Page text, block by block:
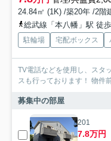
24.84㎡ (1K) /築20年 /2階
総武線「本八幡」駅 徒
駐輪場 宅配ボックス
TV電話などを使用し、スタ
スも行っております！ 物件
募集中の部屋
201
7.8万円